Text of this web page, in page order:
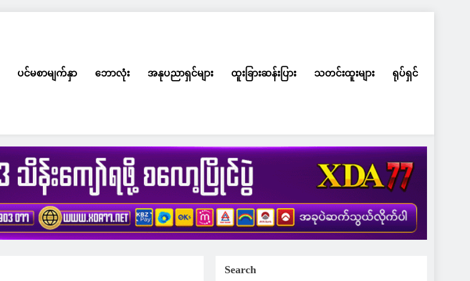
ပင်မစာမျက်နှာ ဘောလုံး အနုပညာရှင်များ ထူးခြားဆန်းပြား သတင်းထူးများ ရုပ်ရှင်
Search